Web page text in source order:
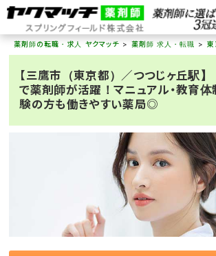
薬剤師の転職・求人 ヤクマッチ
薬剤師 求人・転職 東
【三鷹市（東京都）／つつじヶ丘駅
で薬剤師が活躍！マニュアル・教育
験の方も働きやすい薬局◎